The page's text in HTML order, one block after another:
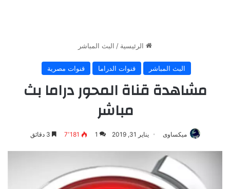
الرئيسية / البث المباشر
البث المباشر قنوات الدراما قنوات مصرية
مشاهدة قناة المحور دراما بث
مباشر
ميكساوى يناير 31, 2019 1 7٬181